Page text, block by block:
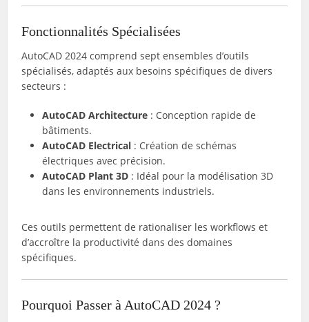
Fonctionnalités Spécialisées
AutoCAD 2024 comprend sept ensembles d’outils
spécialisés, adaptés aux besoins spécifiques de divers
secteurs :
AutoCAD Architecture : Conception rapide de
bâtiments.
AutoCAD Electrical : Création de schémas
électriques avec précision.
AutoCAD Plant 3D : Idéal pour la modélisation 3D
dans les environnements industriels.
Ces outils permettent de rationaliser les workflows et
d’accroître la productivité dans des domaines
spécifiques.
Pourquoi Passer à AutoCAD 2024 ?